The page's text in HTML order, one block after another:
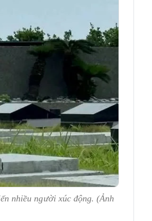
nhiều người xúc động. (Ảnh